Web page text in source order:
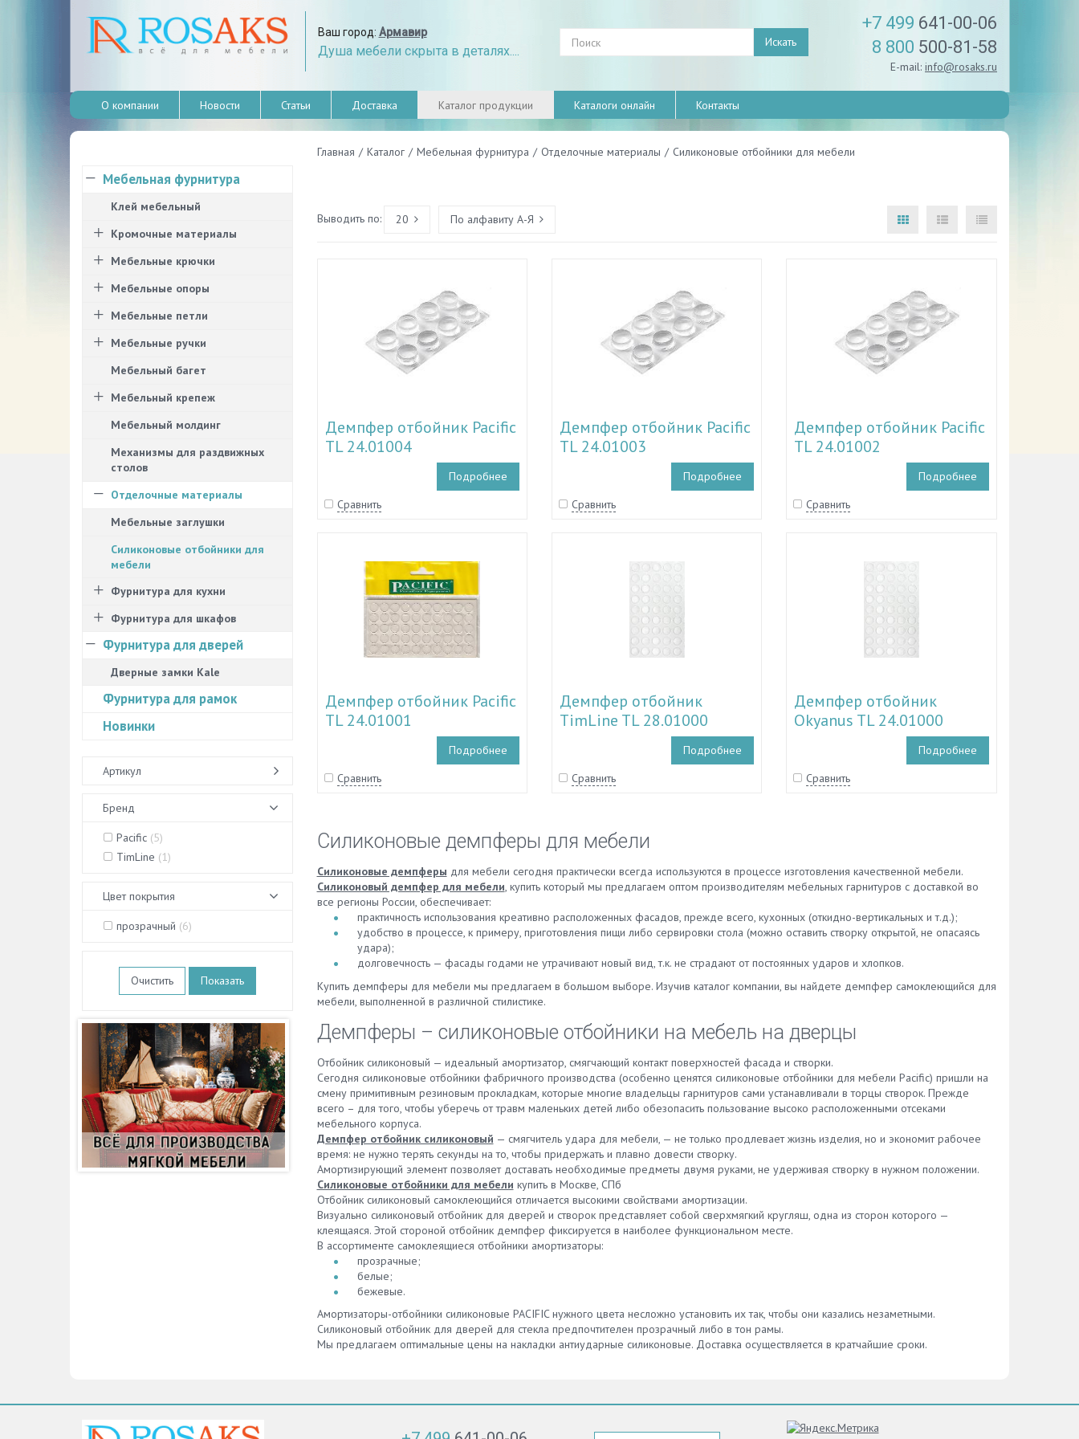
Ваш город: Армавир
Душа мебели скрыта в деталях....
Искать
+7 499 641-00-06
8 800 500-81-58
E-mail: info@rosaks.ru
О компании Новости Статьи Доставка Каталог продукции Каталоги онлайн Контакты
Главная / Каталог / Мебельная фурнитура / Отделочные материалы / Силиконовые отбойники для мебели
Выводить по: 20 По алфавиту А-Я
Демпфер отбойник Pacific
TL 24.01004
Подробнее
Сравнить
Демпфер отбойник Pacific
TL 24.01003
Подробнее
Сравнить
Демпфер отбойник Pacific
TL 24.01002
Подробнее
Сравнить
Демпфер отбойник Pacific
TL 24.01001
Подробнее
Сравнить
Демпфер отбойник
TimLine TL 28.01000
Подробнее
Сравнить
Демпфер отбойник
Okyanus TL 24.01000
Подробнее
Сравнить
Силиконовые демпферы для мебели
Силиконовые демпферы для мебели сегодня практически всегда используются в процессе изготовления качественной мебели.
Силиконовый демпфер для мебели, купить который мы предлагаем оптом производителям мебельных гарнитуров с доставкой во
все регионы России, обеспечивает:
практичность использования креативно расположенных фасадов, прежде всего, кухонных (откидно-вертикальных и т.д.);
удобство в процессе, к примеру, приготовления пищи либо сервировки стола (можно оставить створку открытой, не опасаясь
удара);
долговечность — фасады годами не утрачивают новый вид, т.к. не страдают от постоянных ударов и хлопков.
Купить демпферы для мебели мы предлагаем в большом выборе. Изучив каталог компании, вы найдете демпфер самоклеющийся для
мебели, выполненной в различной стилистике.
Демпферы – силиконовые отбойники на мебель на дверцы
Отбойник силиконовый — идеальный амортизатор, смягчающий контакт поверхностей фасада и створки.
Сегодня силиконовые отбойники фабричного производства (особенно ценятся силиконовые отбойники для мебели Pacific) пришли на
смену примитивным резиновым прокладкам, которые многие владельцы гарнитуров сами устанавливали в торцы створок. Прежде
всего – для того, чтобы уберечь от травм маленьких детей либо обезопасить пользование высоко расположенными отсеками
мебельного корпуса.
Демпфер отбойник силиконовый — смягчитель удара для мебели, — не только продлевает жизнь изделия, но и экономит рабочее
время: не нужно терять секунды на то, чтобы придержать и плавно довести створку.
Амортизирующий элемент позволяет доставать необходимые предметы двумя руками, не удерживая створку в нужном положении.
Силиконовые отбойники для мебели купить в Москве, СПб
Отбойник силиконовый самоклеющийся отличается высокими свойствами амортизации.
Визуально силиконовый отбойник для дверей и створок представляет собой сверхмягкий кругляш, одна из сторон которого —
клеящаяся. Этой стороной отбойник демпфер фиксируется в наиболее функциональном месте.
В ассортименте самоклеящиеся отбойники амортизаторы:
прозрачные;
белые;
бежевые.
Амортизаторы-отбойники силиконовые PACIFIC нужного цвета несложно установить их так, чтобы они казались незаметными.
Силиконовый отбойник для дверей для стекла предпочтителен прозрачный либо в тон рамы.
Мы предлагаем оптимальные цены на накладки антиударные силиконовые. Доставка осуществляется в кратчайшие сроки.
Мебельная фурнитура
Клей мебельный
Кромочные материалы
Мебельные крючки
Мебельные опоры
Мебельные петли
Мебельные ручки
Мебельный багет
Мебельный крепеж
Мебельный молдинг
Механизмы для раздвижных
столов
Отделочные материалы
Мебельные заглушки
Силиконовые отбойники для
мебели
Фурнитура для кухни
Фурнитура для шкафов
Фурнитура для дверей
Дверные замки Kale
Фурнитура для рамок
Новинки
Артикул
Бренд
Pacific (5)
TimLine (1)
Цвет покрытия
прозрачный (6)
Очистить